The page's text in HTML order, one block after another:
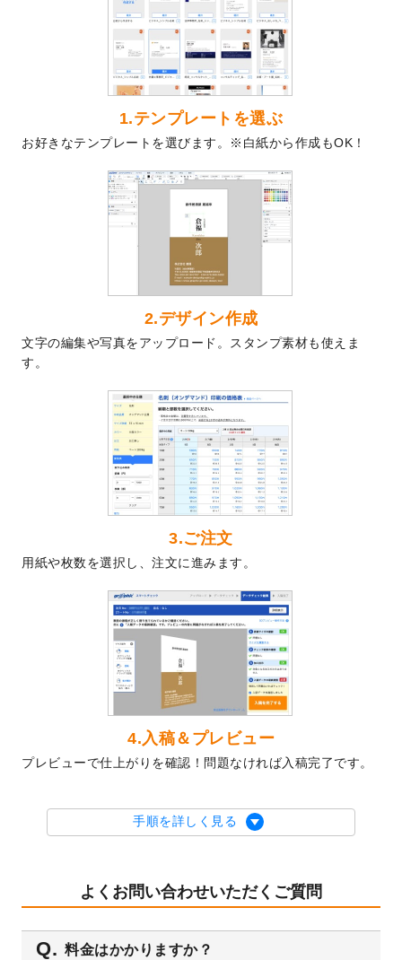
を公開いたしました。
喪中はがきのデザインテンプレート
いたしました。
2025年版1月始まりのカレンダーデザイン
テンプレート
を公開いたしました。
なりました！
プラスチックカードのデザインテンプレー
トを追加しました。
回数券のデザインテンプレート
した。
暑中見舞いのデザインテンプレート
しました。
メッセージカードのデザインテンプレート
を追加しました。
2024/6/14
エコノミータイプののぼりが作成できるよ
うになりました！
【新商品】のぼり
が作成できるようになり
ました！
DMのデザインテンプレートを追加しまし
た。
【新商品】ステッカー
なりました！
2024年版4月始まりのカレンダーデザイン
テンプレートを公開いたしました。
2024年辰年の年賀ポスターデザインテンプ
レート
を公開いたしました。
箔押し年賀状のデザインテンプレート
開いたしました。
クリアファイル、封筒、うちわにてオリジ
ナルデザインで作成できるようになりまし
た！
を公開いたしました。
2023/9/1
2024年版1月始まりのカレンダーデザイン
オリジナルサイズ、変型サイズで作成でき
るようになりました！
2023/8/18
チケットのデザインテンプレートを追加し
ました。
1.テンプレートを選ぶ
お好きなテンプレートを選びます。※白紙から作成もOK！
2.デザイン作成
文字の編集や写真をアップロード。スタンプ素材も使えま
す。
3.ご注文
用紙や枚数を選択し、注文に進みます。
4.入稿＆プレビュー
プレビューで仕上がりを確認！問題なければ入稿完了です。
手順を詳しく見る
よくお問い合わせいただくご質問
料金はかかりますか？